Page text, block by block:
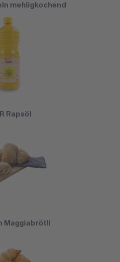
mehligkochend
Rapsöl
Maggiabrötli